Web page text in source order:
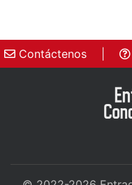
Contáctenos